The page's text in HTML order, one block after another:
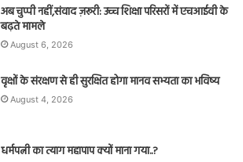
अब चुप्पी नहीं,संवाद ज़रूरी: उच्च शिक्षा परिसरों में एचआईवी के
बढ़ते मामले
August 6, 2026
वृक्षों के संरक्षण से ही सुरक्षित होगा मानव सभ्यता का भविष्य
August 4, 2026
धर्मपत्नी का त्याग महापाप क्यों माना गया..?